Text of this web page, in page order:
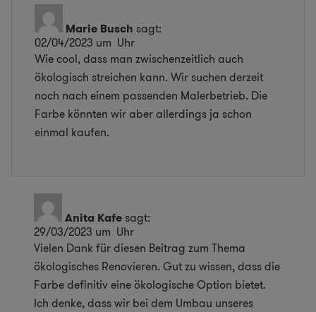
Marie Busch sagt:
02/04/2023 um Uhr
Wie cool, dass man zwischenzeitlich auch
ökologisch streichen kann. Wir suchen derzeit
noch nach einem passenden Malerbetrieb. Die
Farbe könnten wir aber allerdings ja schon
einmal kaufen.
Anita Kafesagt:
29/03/2023 um Uhr
Vielen Dank für diesen Beitrag zum Thema
ökologisches Renovieren. Gut zu wissen, dass die
Farbe definitiv eine ökologische Option bietet.
Ich denke, dass wir bei dem Umbau unseres